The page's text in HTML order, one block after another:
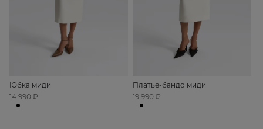
Юбка миди
14 990 ₽
Платье-бандо миди
19 990 ₽